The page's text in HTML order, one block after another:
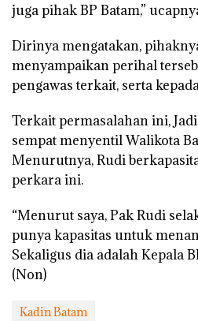
juga pihak BP Batam,”
Dirinya mengatakan,
menyampaikan perihal
pengawas terkait, serta
Terkait permasalahan ini,
sempat menyentil Walikota
Menurutnya, Rudi
perkara ini.
“Menurut saya, Pak Rudi
punya kapasitas untuk
Sekaligus dia adalah Kepala
(Non)
Kadin Batam